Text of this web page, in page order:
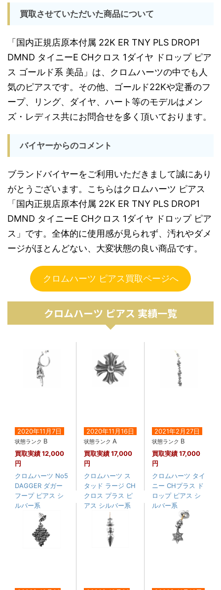
買取させていただいた商品について
「国内正規店原本付属 22K ER TNY PLS DROP1
DMND タイニーE CHクロス 1ダイヤ ドロップ ピア
ス ゴールド系 美品」は、クロムハーツの中でも人
気のピアスです。その他、ゴールド22Kや定番のフ
ープ、リング、ダイヤ、ハート等のモデルはメン
ズ・レディス共にお問合せを多く頂いております。
バイヤーからのコメント
ブランドバイヤーをご利用いただきまして誠にあり
がとうございます。こちらはクロムハーツ ピアス
「国内正規店原本付属 22K ER TNY PLS DROP1
DMND タイニーE CHクロス 1ダイヤ ドロップ ピア
ス」です。全体的に使用感が見られず、汚れやダメ
ージがほとんどない、大変状態の良い商品です。
クロムハーツ ピアス買取ページへ
クロムハーツ ピアス 実績一覧
2020年11月7日
状態ランク B
買取実績12,000
円
クロムハーツ No5
DAGGER ダガー
フープ ピアス シ
ルバー系
2020年11月16日
状態ランクA
買取実績17,000
円
クロムハーツ ス
タッド ラージ CH
クロス プラス ピ
アス シルバー系
2021年2月27日
状態ランク B
買取実績17,000
円
クロムハーツ タイ
ニー CHプラス ド
ロップ ピアス シ
ルバー系